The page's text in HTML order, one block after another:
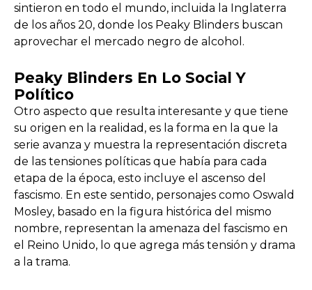
sintieron en todo el mundo, incluida la Inglaterra
de los años 20, donde los Peaky Blinders buscan
aprovechar el mercado negro de alcohol.
Peaky Blinders En Lo Social Y
Político
Otro aspecto que resulta interesante y que tiene
su origen en la realidad, es la forma en la que la
serie avanza y muestra la representación discreta
de las tensiones políticas que había para cada
etapa de la época, esto incluye el ascenso del
fascismo. En este sentido, personajes como Oswald
Mosley, basado en la figura histórica del mismo
nombre, representan la amenaza del fascismo en
el Reino Unido, lo que agrega más tensión y drama
a la trama.